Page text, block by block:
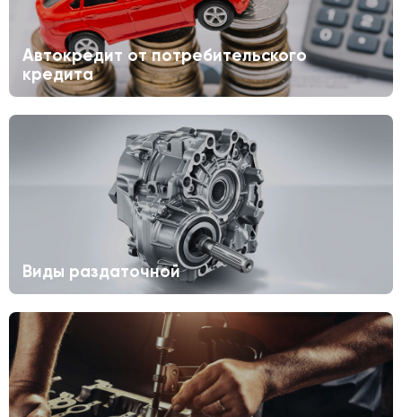
Автокредит от потребительского
кредита
Виды раздаточной